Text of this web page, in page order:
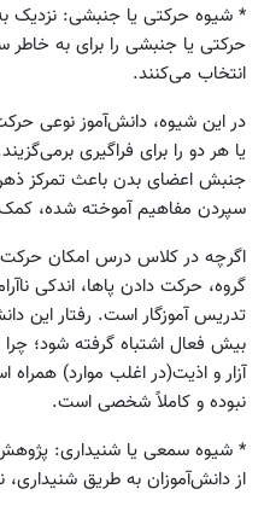
حرکتی یا جنبشی را برای به
انتخاب می‌کنند.
در این شیوه، دانش‌آموز نوعی
یا هر دو را برای فراگیری
جنبش اعضای بدن باعث تمرکز
سپردن مفاهیم آموخته شده،
اگرچه در کلاس درس امکان حرکت
گروه، حرکت دادن پاها، اندکی
تدریس آموزگار است. رفتار این
بیش فعال اشتباه گرفته شود؛
آزار و اذیت(در اغلب موارد)
نبوده و کاملاً شخصی است.
از دانش‌آموزان به طریق